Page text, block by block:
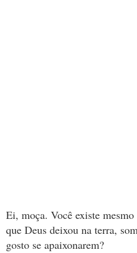
Ei, moça. Você existe
que Deus deixou na terra,
gosto se apaixonarem?